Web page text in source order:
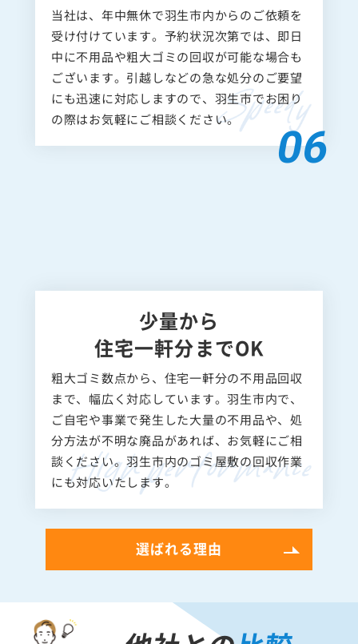
当社は、年中無休で羽生市内からのご依頼を
受け付けています。予約状況次第では、即日
中に不用品や粗大ゴミの回収が可能な場合も
ございます。引越しなどの急な処分のご要望
にも迅速に対応しますので、羽生市でお困り
の際はお気軽にご相談ください。
少量から
住宅一軒分までOK
粗大ゴミ数点から、住宅一軒分の不用品回収
まで、幅広く対応しています。羽生市内で、
ご自宅や事業で発生した大量の不用品や、処
分方法が不明な廃品があれば、お気軽にご相
談ください。羽生市内のゴミ屋敷の回収作業
にも対応いたします。
選ばれる理由